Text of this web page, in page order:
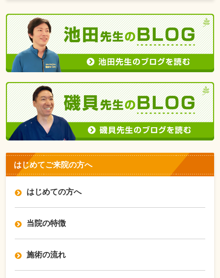
はじめてご来院の方へ
はじめての方へ
当院の特徴
施術の流れ